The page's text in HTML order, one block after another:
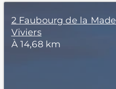
2 Faubourg de la
Viviers
À 14,68 km